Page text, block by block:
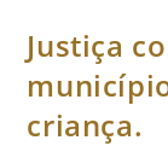
Justiça
criança.